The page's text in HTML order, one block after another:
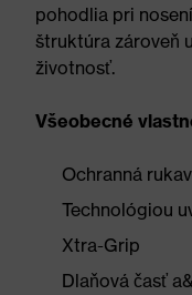
pohodlia pri
štruktúra zároveň
životnosť.
Všeobecné
Ochranná
Technológiou
Xtra-Grip
Dlaňová časť